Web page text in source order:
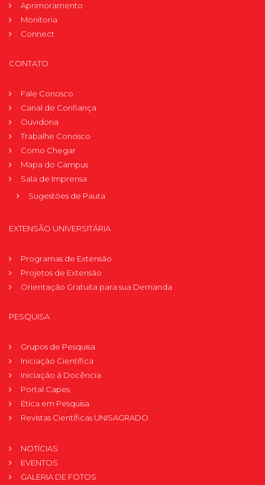
Aprimoramento
Monitoria
Connect
CONTATO
Fale Conosco
Canal de Confiança
Ouvidoria
Trabalhe Conosco
Como Chegar
Mapa do Campus
Sala de Imprensa
Sugestões de Pauta
EXTENSÃO UNIVERSITÁRIA
Programas de Extensão
Projetos de Extensão
Orientação Gratuita para sua Demanda
PESQUISA
Grupos de Pesquisa
Iniciação Científica
Iniciação à Docência
Portal Capes
Ética em Pesquisa
Revistas Científicas UNISAGRADO
NOTÍCIAS
EVENTOS
GALERIA DE FOTOS